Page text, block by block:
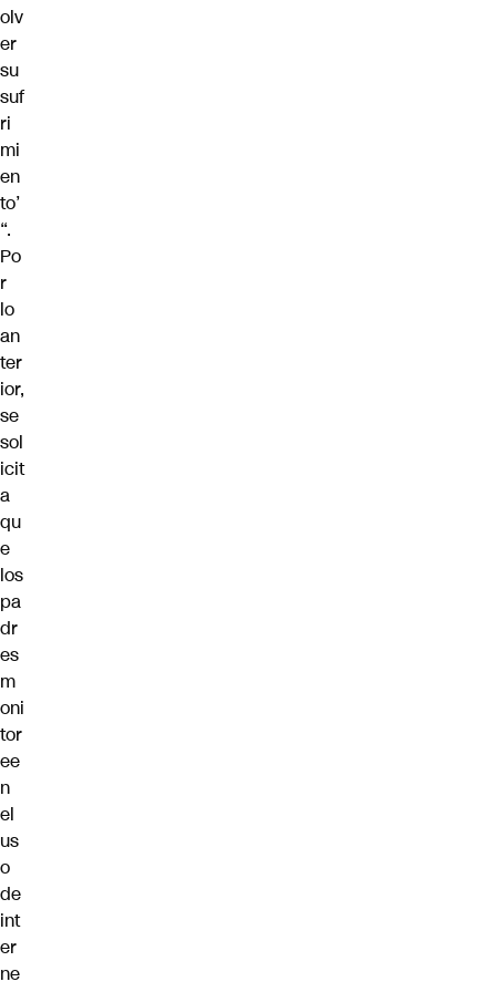
olv
er
su
suf
ri
mi
en
to’
“.
Po
r
lo
an
ter
ior,
se
sol
icit
a
qu
e
los
pa
dr
es
m
oni
tor
ee
n
el
us
o
de
int
er
ne